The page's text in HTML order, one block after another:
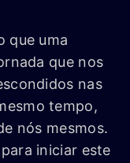
que uma
que nos
nas
tempo,
nós mesmos.
iniciar este